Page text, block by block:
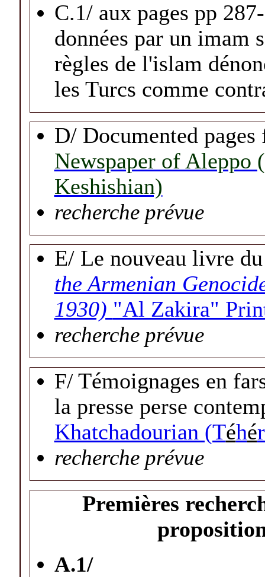
C.1/ aux pages pp
données par un imam
règles de l'islam
les Turcs comme
D/ Documented
Newspaper of Aleppo
Keshishian)
recherche prévue
E/ Le nouveau livre
the Armenian
1930) "Al Zakira"
recherche prévue
F/Témoignages en
la presse perse
Khatchadourian (Téhé
recherche prévue
Premières
A.1/